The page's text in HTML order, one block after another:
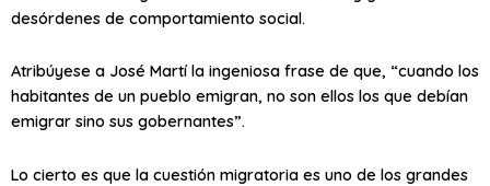
desórdenes de comportamiento social.
Atribúyese a José Martí la ingeniosa frase de que, “cuando los
habitantes de un pueblo emigran, no son ellos los que debían
emigrar sino sus gobernantes”.
Lo cierto es que la cuestión migratoria es uno de los grandes